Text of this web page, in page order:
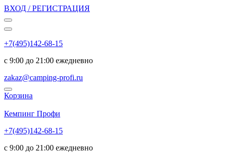
ВХОД / РЕГИСТРАЦИЯ
+7(495)142-68-15
с 9:00 до 21:00 ежедневно
zakaz@camping-profi.ru
Корзина
Кемпинг Профи
+7(495)142-68-15
с 9:00 до 21:00 ежедневно